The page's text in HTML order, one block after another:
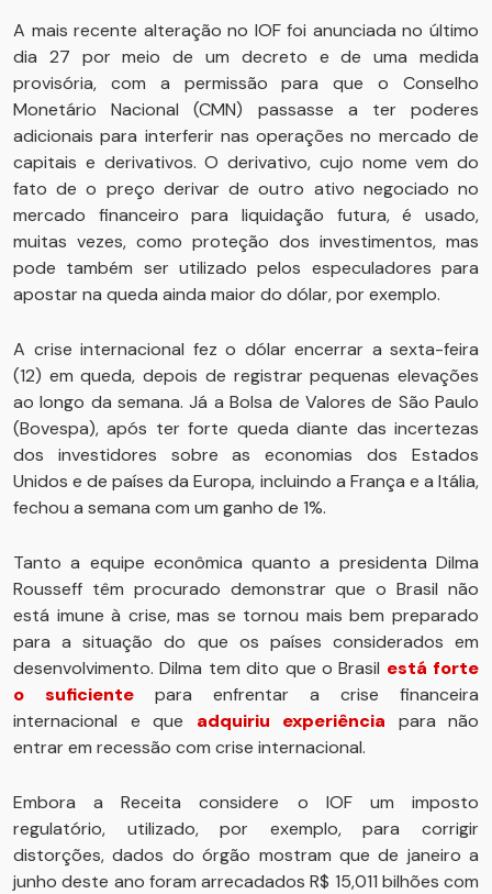
A mais recente alteração no IOF foi anunciada no último
dia 27 por meio de um decreto e de uma medida
provisória, com a permissão para que o Conselho
Monetário Nacional (CMN) passasse a ter poderes
adicionais para interferir nas operações no mercado de
capitais e derivativos. O derivativo, cujo nome vem do
fato de o preço derivar de outro ativo negociado no
mercado financeiro para liquidação futura, é usado,
muitas vezes, como proteção dos investimentos, mas
pode também ser utilizado pelos especuladores para
apostar na queda ainda maior do dólar, por exemplo.
A crise internacional fez o dólar encerrar a sexta-feira
(12) em queda, depois de registrar pequenas elevações
ao longo da semana. Já a Bolsa de Valores de São Paulo
(Bovespa), após ter forte queda diante das incertezas
dos investidores sobre as economias dos Estados
Unidos e de países da Europa, incluindo a França e a Itália,
fechou a semana com um ganho de 1%.
Tanto a equipe econômica quanto a presidenta Dilma
Rousseff têm procurado demonstrar que o Brasil não
está imune à crise, mas se tornou mais bem preparado
para a situação do que os países considerados em
desenvolvimento. Dilma tem dito que o Brasil está forte
o suficiente para enfrentar a crise financeira
internacional e que adquiriu experiência para não
entrar em recessão com crise internacional.
Embora a Receita considere o IOF um imposto
regulatório, utilizado, por exemplo, para corrigir
distorções, dados do órgão mostram que de janeiro a
junho deste ano foram arrecadados R$ 15,011 bilhões com